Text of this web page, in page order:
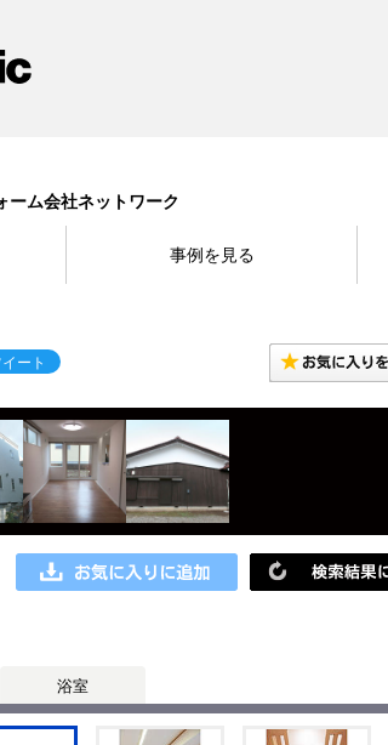
ーム会社ネットワーク
事例を見る
浴室